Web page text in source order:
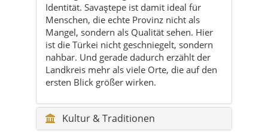
Identität. Savaştepe ist damit ideal für
Menschen, die echte Provinz nicht als
Mangel, sondern als Qualität sehen. Hier
ist die Türkei nicht geschniegelt, sondern
nahbar. Und gerade dadurch erzählt der
Landkreis mehr als viele Orte, die auf den
ersten Blick größer wirken.
Kultur & Traditionen